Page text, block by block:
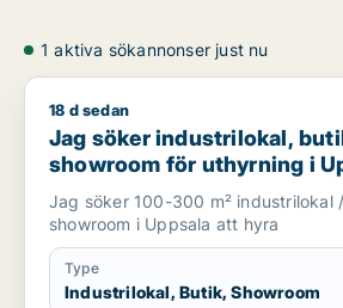
1 aktiva sökannonser just nu
Jag söker industrilokal, butik eller
18 d sedan
Jag söker industrilokal,
showroom för uthyrning i
Jag söker 100-300 m² industrilokal
showroom i Uppsala att hyra
Type
Industrilokal, Butik, Showroom